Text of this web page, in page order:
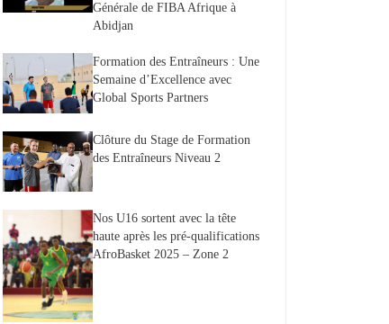
Générale de FIBA Afrique à
Abidjan
Formation des Entraîneurs : Une
Semaine d’Excellence avec
Global Sports Partners
Clôture du Stage de Formation
des Entraîneurs Niveau 2
Nos U16 sortent avec la tête
haute après les pré-qualifications
AfroBasket 2025 – Zone 2